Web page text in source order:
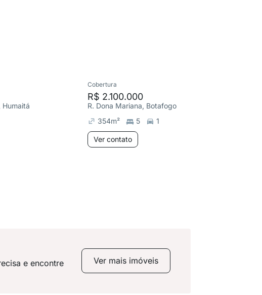
Humaitá
Cobertura
R$ 2.100.000
R. Dona Mariana, Botafogo
354m² 5 1
Ver contato
e encontre
Ver mais imóveis